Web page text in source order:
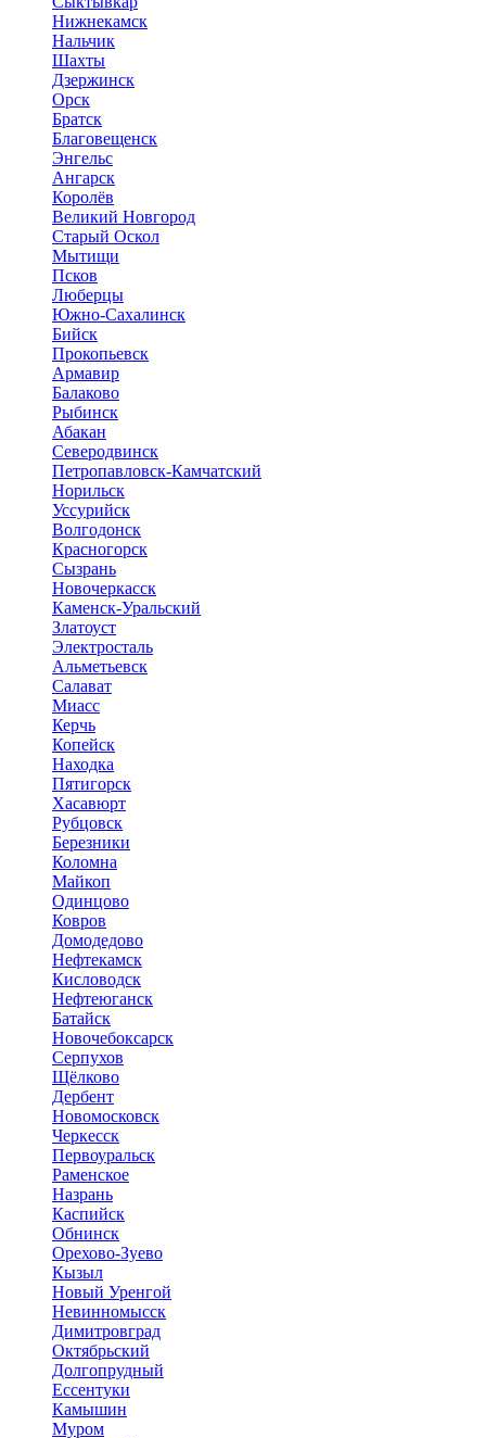
Нижнекамск
Нальчик
Шахты
Дзержинск
Орск
Братск
Благовещенск
Энгельс
Ангарск
Королёв
Великий Новгород
Старый Оскол
Мытищи
Псков
Люберцы
Южно-Сахалинск
Бийск
Прокопьевск
Армавир
Балаково
Рыбинск
Абакан
Северодвинск
Петропавловск-Камчатский
Норильск
Уссурийск
Волгодонск
Красногорск
Сызрань
Новочеркасск
Каменск-Уральский
Златоуст
Электросталь
Альметьевск
Салават
Миасс
Керчь
Копейск
Находка
Пятигорск
Хасавюрт
Рубцовск
Березники
Коломна
Майкоп
Одинцово
Ковров
Домодедово
Нефтекамск
Кисловодск
Нефтеюганск
Батайск
Новочебоксарск
Серпухов
Щёлково
Дербент
Новомосковск
Черкесск
Первоуральск
Раменское
Назрань
Каспийск
Обнинск
Орехово-Зуево
Кызыл
Новый Уренгой
Невинномысск
Димитровград
Октябрьский
Долгопрудный
Ессентуки
Камышин
Муром